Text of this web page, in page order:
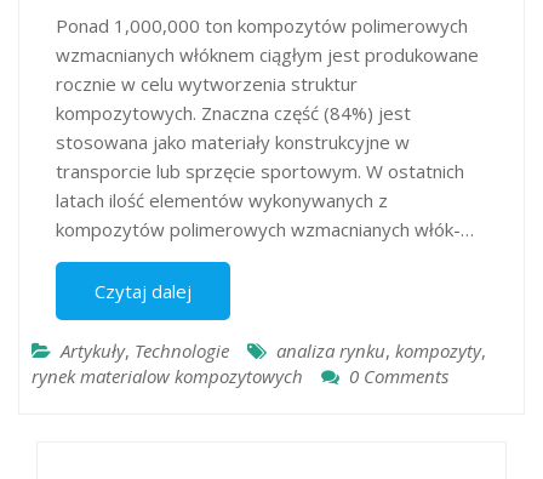
Ponad 1,000,000 ton kompozytów polimerowych
wzmacnianych włóknem ciągłym jest produkowane
rocznie w celu wytworzenia struktur
kompozytowych. Znaczna część (84%) jest
stosowana jako materiały konstrukcyjne w
transporcie lub sprzęcie sportowym. W ostatnich
latach ilość elementów wykonywanych z
kompozytów polimerowych wzmacnianych włók-…
Czytaj dalej
Artykuły, Technologie analiza rynku, kompozyty,
rynek materialow kompozytowych
0 Comments